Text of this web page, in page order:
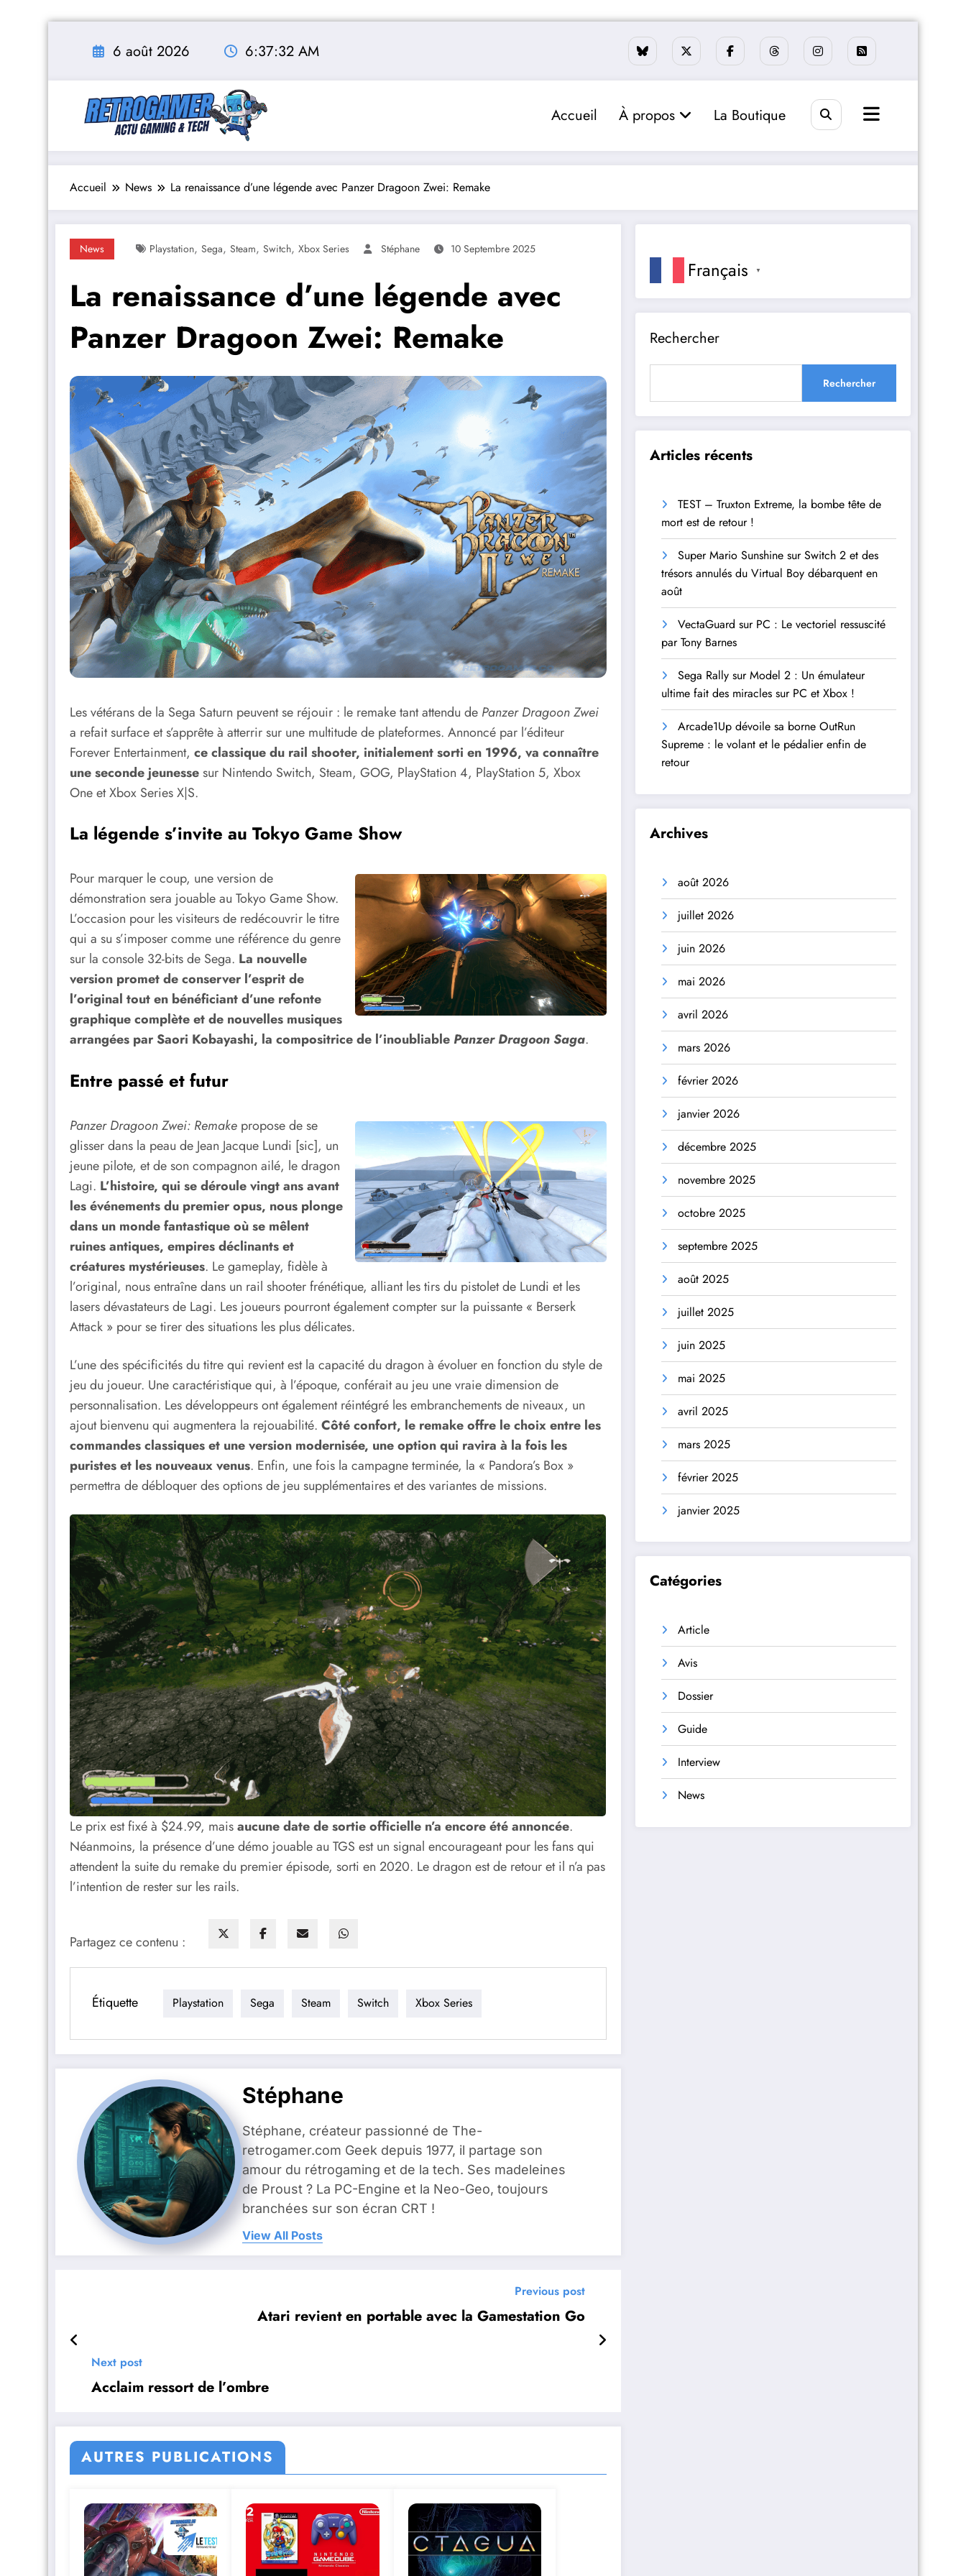
6 août 2026 6:37:34 AM
Accueil À propos La Boutique
Accueil News La renaissance d’une légende avec Panzer Dragoon Zwei: Remake
News Playstation, Sega, Steam, Switch, Xbox Series Stéphane 10 Septembre 2025
La renaissance d’une légende avec
Panzer Dragoon Zwei: Remake
Les vétérans de la Sega Saturn peuvent se réjouir : le remake tant attendu de Panzer Dragoon Zwei
a refait surface et s’apprête à atterrir sur une multitude de plateformes. Annoncé par l’éditeur
Forever Entertainment, ce classique du rail shooter, initialement sorti en 1996, va connaître
une seconde jeunessesur Nintendo Switch, Steam, GOG, PlayStation 4, PlayStation 5, Xbox
One et Xbox Series X|S.
La légende s’invite au Tokyo Game Show
Pour marquer le coup, une version de
démonstration sera jouable au Tokyo Game Show.
L’occasion pour les visiteurs de redécouvrir le titre
qui a su s’imposer comme une référence du genre
sur la console 32-bits de Sega. La nouvelle
version promet de conserver l’esprit de
l’original tout en bénéficiant d’une refonte
graphique complète et de nouvelles musiques
arrangées par Saori Kobayashi, la compositrice de l’inoubliable Panzer Dragoon Saga.
Entre passé et futur
Panzer Dragoon Zwei: Remake propose de se
glisser dans la peau de Jean Jacque Lundi [sic], un
jeune pilote, et de son compagnon ailé, le dragon
Lagi. L’histoire, qui se déroule vingt ans avant
les événements du premier opus, nous plonge
dans un monde fantastique où se mêlent
ruines antiques, empires déclinants et
créatures mystérieuses. Le gameplay, fidèle à
l’original, nous entraîne dans un rail shooter frénétique, alliant les tirs du pistolet de Lundi et les
lasers dévastateurs de Lagi. Les joueurs pourront également compter sur la puissante « Berserk
Attack » pour se tirer des situations les plus délicates.
L’une des spécificités du titre qui revient est la capacité du dragon à évoluer en fonction du style de
jeu du joueur. Une caractéristique qui, à l’époque, conférait au jeu une vraie dimension de
personnalisation. Les développeurs ont également réintégré les embranchements de niveaux, un
ajout bienvenu qui augmentera la rejouabilité. Côté confort, le remake offre le choix entre les
commandes classiques et une version modernisée, une option qui ravira à la fois les
puristes et les nouveaux venus. Enfin, une fois la campagne terminée, la « Pandora’s Box »
permettra de débloquer des options de jeu supplémentaires et des variantes de missions.
Le prix est fixé à $24.99, maisaucune date de sortie officielle n’a encore été annoncée.
Néanmoins, la présence d’une démo jouable au TGS est un signal encourageant pour les fans qui
attendent la suite du remake du premier épisode, sorti en 2020. Le dragon est de retour et il n’a pas
l’intention de rester sur les rails.
Partagez ce contenu :
Étiquette Playstation Sega Steam Switch Xbox Series
Stéphane
Stéphane, créateur passionné de The-
retrogamer.com Geek depuis 1977, il partage son
amour du rétrogaming et de la tech. Ses madeleines
de Proust ? La PC-Engine et la Neo-Geo, toujours
branchées sur son écran CRT !
View All Posts
Previous post
Atari revient en portable avec la Gamestation Go
Next post
Acclaim ressort de l’ombre
AUTRES PUBLICATIONS
Français ▼
Rechercher
Rechercher
Articles récents
TEST – Truxton Extreme, la bombe tête de
mort est de retour !
Super Mario Sunshine sur Switch 2 et des
trésors annulés du Virtual Boy débarquent en
août
VectaGuard sur PC : Le vectoriel ressuscité
par Tony Barnes
Sega Rally sur Model 2 : Un émulateur
ultime fait des miracles sur PC et Xbox !
Arcade1Up dévoile sa borne OutRun
Supreme : le volant et le pédalier enfin de
retour
Archives
août 2026
juillet 2026
juin 2026
mai 2026
avril 2026
mars 2026
février 2026
janvier 2026
décembre 2025
novembre 2025
octobre 2025
septembre 2025
août 2025
juillet 2025
juin 2025
mai 2025
avril 2025
mars 2025
février 2025
janvier 2025
Catégories
Article
Avis
Dossier
Guide
Interview
News